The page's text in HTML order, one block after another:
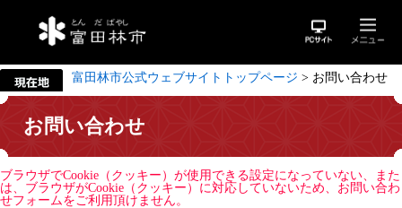
富田林市公式ウェブサイトトップページ > お問い合わせ
お問い合わせ
ブラウザでCookie（クッキー）が使用できる設定になっていない、また
は、ブラウザがCookie（クッキー）に対応していないため、お問い合わ
せフォームをご利用頂けません。